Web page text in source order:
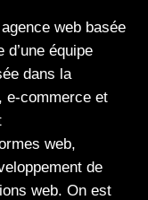
agence web basée
équipe
dans la
, e-commerce et
web,
de
web. On est